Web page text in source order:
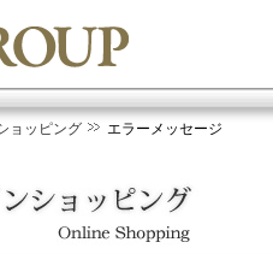
ョッピング エラーメッセージ